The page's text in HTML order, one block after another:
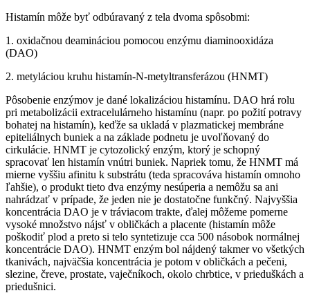
Histamín môže byť odbúravaný z tela dvoma spôsobmi:
1. oxidačnou deamináciou pomocou enzýmu diaminooxidáza
(DAO)
2. metyláciou kruhu histamín-N-metyltransferázou (HNMT)
Pôsobenie enzýmov je dané lokalizáciou histamínu. DAO hrá rolu
pri metabolizácii extracelulárneho histamínu (napr. po požití potravy
bohatej na histamín), keďže sa ukladá v plazmatickej membráne
epiteliálnych buniek a na základe podnetu je uvoľňovaný do
cirkulácie. HNMT je cytozolický enzým, ktorý je schopný
spracovať len histamín vnútri buniek. Napriek tomu, že HNMT má
mierne vyššiu afinitu k substrátu (teda spracováva histamín omnoho
ľahšie), o produkt tieto dva enzýmy nesúperia a nemôžu sa ani
nahrádzať v prípade, že jeden nie je dostatočne funkčný. Najvyššia
koncentrácia DAO je v tráviacom trakte, ďalej môžeme pomerne
vysoké množstvo nájsť v obličkách a placente (histamín môže
poškodiť plod a preto si telo syntetizuje cca 500 násobok normálnej
koncentrácie DAO). HNMT enzým bol nájdený takmer vo všetkých
tkanivách, najväčšia koncentrácia je potom v obličkách a pečeni,
slezine, čreve, prostate, vaječníkoch, okolo chrbtice, v prieduškách a
priedušnici.